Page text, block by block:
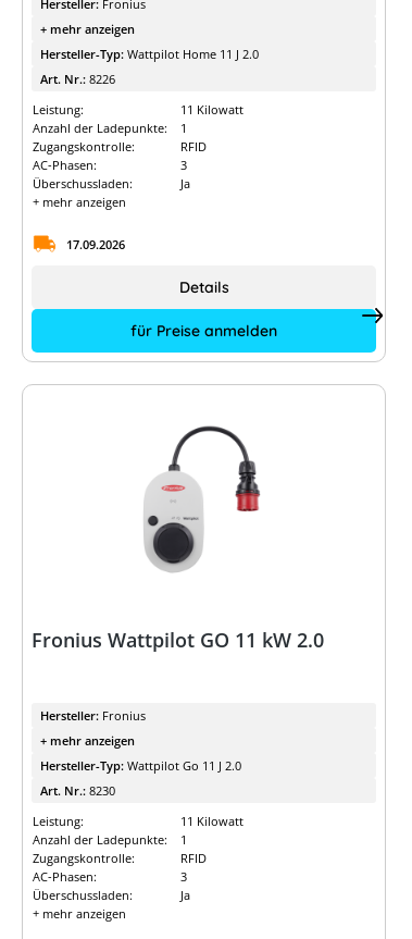
Hersteller: Fronius
+ mehr anzeigen
Hersteller-Typ: Wattpilot Home 11 J 2.0
Art. Nr.: 8226
Leistung:
11 Kilowatt
Anzahl der Ladepunkte:
1
Zugangskontrolle:
RFID
AC-Phasen:
3
Überschussladen:
Ja
+ mehr anzeigen
17.09.2026
für Preise anmelden
Details
Fronius Wattpilot GO 11 kW 2.0
Hersteller: Fronius
+ mehr anzeigen
Hersteller-Typ: Wattpilot Go 11 J 2.0
Art. Nr.: 8230
Leistung:
11 Kilowatt
Anzahl der Ladepunkte:
1
Zugangskontrolle:
RFID
AC-Phasen:
3
Überschussladen:
Ja
+ mehr anzeigen